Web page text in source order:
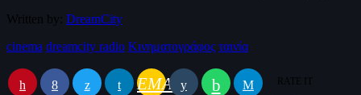
Written by: DreamCity
cinema dreamcity radio Κινηματογράφος ταινία
EMAIL RATE IT